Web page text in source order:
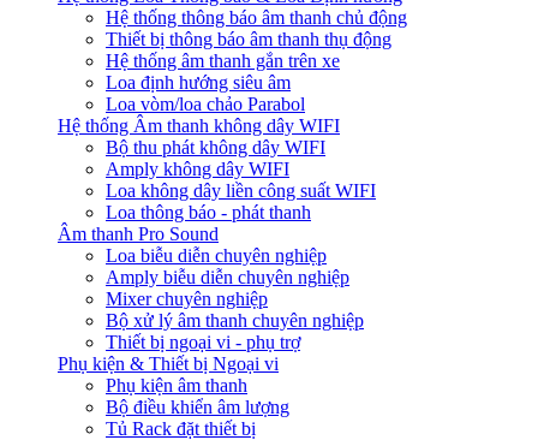
Hệ thống thông báo âm thanh chủ động
Thiết bị thông báo âm thanh thụ động
Hệ thống âm thanh gắn trên xe
Loa định hướng siêu âm
Loa vòm/loa chảo Parabol
Hệ thống Âm thanh không dây WIFI
Bộ thu phát không dây WIFI
Amply không dây WIFI
Loa không dây liền công suất WIFI
Loa thông báo - phát thanh
Âm thanh Pro Sound
Loa biễu diễn chuyên nghiệp
Amply biễu diễn chuyên nghiệp
Mixer chuyên nghiệp
Bộ xử lý âm thanh chuyên nghiệp
Thiết bị ngoại vi - phụ trợ
Phụ kiện & Thiết bị Ngoại vi
Phụ kiện âm thanh
Bộ điều khiển âm lượng
Tủ Rack đặt thiết bị